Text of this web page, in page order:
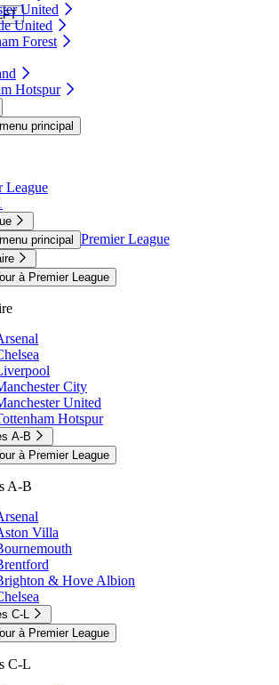
United
United
Forest
Hotspur
principal
League
principal
Premier League
à Premier League
City
United
Hotspur
A-B
à Premier League
A-B
Villa
& Hove Albion
C-L
à Premier League
C-L